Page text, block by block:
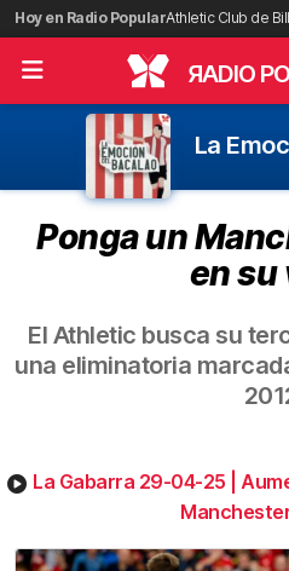
Saltar
al
contenido
Hoy en Radio PopularAthletic Club de
RADIO
La
Ponga un
en su
El Athletic busca su
una eliminatoria
La Gabarra 29-04-25 |